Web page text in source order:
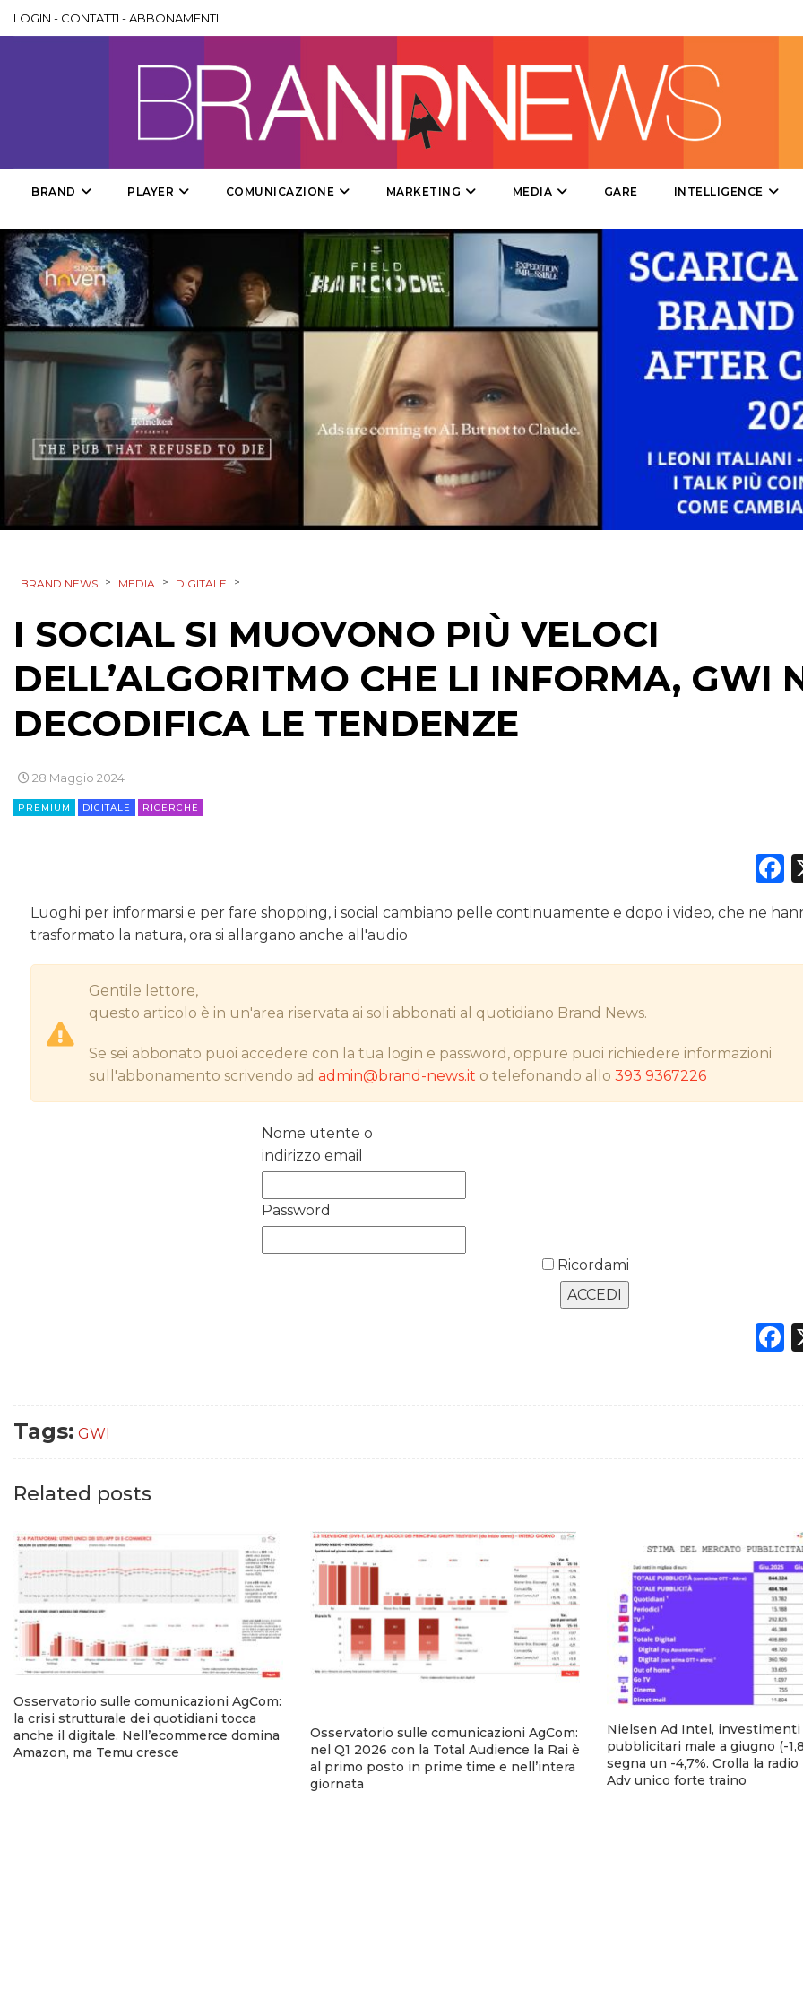
DESIGN
PUNTI VENDITA
CSR
STRATEGIE
CINEMA
EDITORIA
NORMATIVE
TREND
LOGIN - CONTATTI -ABBONAMENTI
BRAND PLAYER COMUNICAZIONE MARKETING MEDIA GARE INTELLIGENCE
BRAND NEWS > MEDIA > DIGITALE >
I SOCIAL SI MUOVONO PIÙ VELOCI
DELL’ALGORITMO CHE LI INFORMA, GWI
DECODIFICA LE TENDENZE
28 Maggio 2024
PREMIUM DIGITALE RICERCHE
Luoghi per informarsi e per fare shopping, i social cambiano pelle continuamente e dopo i video, che ne
trasformato la natura, ora si allargano anche all'audio
Gentile lettore,
questo articolo è in un'area riservata ai soli abbonati al quotidiano Brand News.
Se sei abbonato puoi accedere con la tua login e password, oppure puoi richiedere informazioni
sull'abbonamento scrivendo adadmin@brand-news.it o telefonando allo393 9367226
Nome utente o
indirizzo email
Password
Ricordami
Tags: GWI
Related posts
Osservatorio sulle comunicazioni AgCom:
la crisi strutturale dei quotidiani tocca
anche il digitale. Nell’ecommerce domina
Amazon, ma Temu cresce
Osservatorio sulle comunicazioni AgCom:
nel Q1 2026 con la Total Audience la Rai è
al primo posto in prime time e nell’intera
giornata
Nielsen Ad Intel, investimenti
pubblicitari male a giugno (-
segna un -4,7%. Crolla la radio
Adv unico forte traino